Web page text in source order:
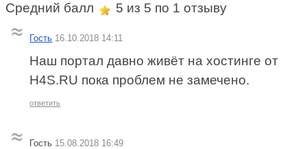
Средний балл 5 из 5 по 1 отзыву
Гость 16.10.2018 14:11
Наш портал давно живёт на хостинге от
H4S.RU пока проблем не замечено.
ответить
Гость 15.08.2018 16:49